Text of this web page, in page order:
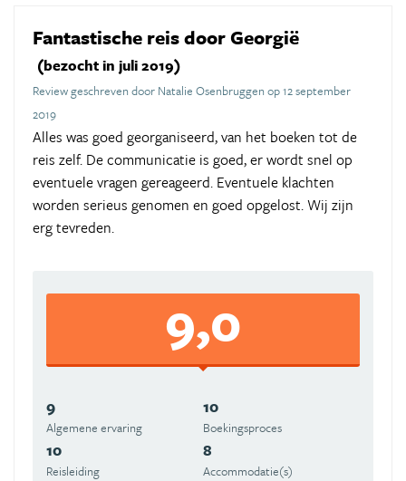
Fantastische reis door Georgië
(bezocht in juli 2019)
Review geschreven door Natalie Osenbruggen op 12 september
2019
Alles was goed georganiseerd, van het boeken tot de
reis zelf. De communicatie is goed, er wordt snel op
eventuele vragen gereageerd. Eventuele klachten
worden serieus genomen en goed opgelost. Wij zijn
erg tevreden.
9,0
9
Algemene ervaring
10
Boekingsproces
10
Reisleiding
8
Accommodatie(s)